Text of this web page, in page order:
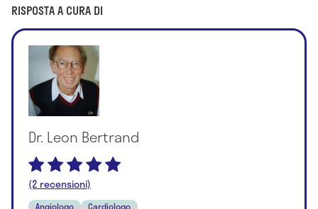
RISPOSTA A CURA DI
Dr. Leon Bertrand
(2 recensioni)
Angiologo Cardiologo